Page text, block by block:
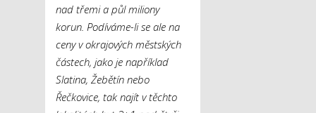
nad třemi a půl miliony
korun. Podíváme-li se ale na
ceny v okrajových městských
částech, jako je například
Slatina, Žebětín nebo
Řečkovice, tak najít v těchto